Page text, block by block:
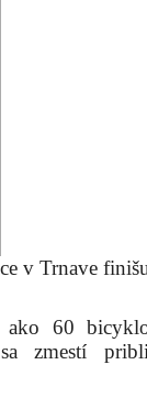
v Trnave
ako 60
sa zmestí